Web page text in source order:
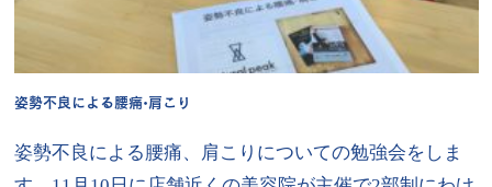
姿勢不良による腰痛•肩こり
姿勢不良による腰痛、肩こりについての勉強会をしま